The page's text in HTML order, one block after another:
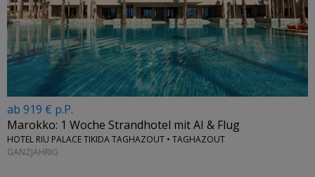
ab 919 € p.P.
Marokko: 1 Woche Strandhotel mit AI & Flug
HOTEL RIU PALACE TIKIDA TAGHAZOUT • TAGHAZOUT
GANZJÄHRIG